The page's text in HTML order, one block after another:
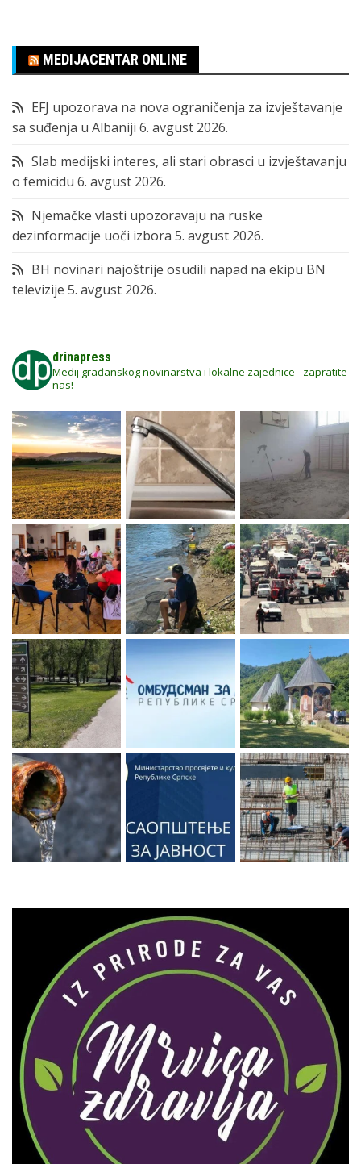
MEDIJACENTAR ONLINE
EFJ upozorava na nova ograničenja za izvještavanje
sa suđenja u Albaniji 6. avgust 2026.
Slab medijski interes, ali stari obrasci u izvještavanju
o femicidu 6. avgust 2026.
Njemačke vlasti upozoravaju na ruske
dezinformacije uoči izbora 5. avgust 2026.
BH novinari najoštrije osudili napad na ekipu BN
televizije 5. avgust 2026.
drinapress
Medij građanskog novinarstva i lokalne zajednice - zapratite
nas!